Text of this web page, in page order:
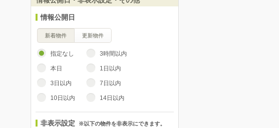
情報公開日
新着物件 更新物件
指定なし 3時間以内
本日 1日以内
3日以内 7日以内
10日以内 14日以内
非表示設定 ※以下の物件を非表示にできます。